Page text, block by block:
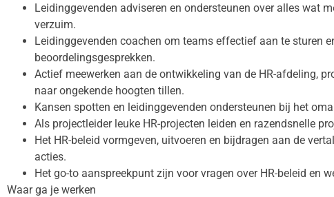
Leidinggevenden adviseren en ondersteunen over alles wat
verzuim.
Leidinggevenden coachen om teams effectief aan te sturen
beoordelingsgesprekken.
Actief meewerken aan de ontwikkeling van de HR-afdeling,
naar ongekende hoogten tillen.
Kansen spotten en leidinggevenden ondersteunen bij het
Als projectleider leuke HR-projecten leiden en razendsnelle
Het HR-beleid vormgeven, uitvoeren en bijdragen aan de
acties.
Het go-to aanspreekpunt zijn voor vragen over HR-beleid en
Waar ga je werken